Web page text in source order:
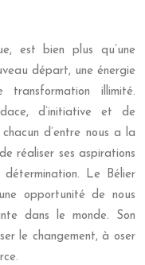
est bien plus qu’une
départ, une énergie
illimité.
d’initiative et de
d’entre nous a la
réaliser ses aspirations
Le Bélier
opportunité de nous
dans le monde. Son
le changement, à oser